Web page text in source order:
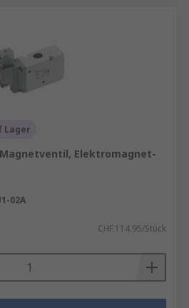
Lager
Elektromagnet-
02A
CHF.114.95/Stück